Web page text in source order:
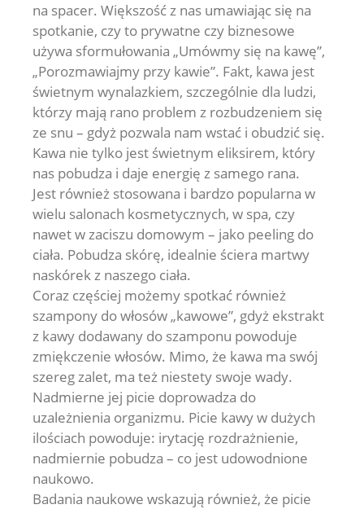
na spacer. Większość z nas umawiając się na
spotkanie, czy to prywatne czy biznesowe
używa sformułowania „Umówmy się na kawę”,
„Porozmawiajmy przy kawie”. Fakt, kawa jest
świetnym wynalazkiem, szczególnie dla ludzi,
którzy mają rano problem z rozbudzeniem się
ze snu – gdyż pozwala nam wstać i obudzić się.
Kawa nie tylko jest świetnym eliksirem, który
nas pobudza i daje energię z samego rana.
Jest również stosowana i bardzo popularna w
wielu salonach kosmetycznych, w spa, czy
nawet w zaciszu domowym – jako peeling do
ciała. Pobudza skórę, idealnie ściera martwy
naskórek z naszego ciała.
Coraz częściej możemy spotkać również
szampony do włosów „kawowe”, gdyż ekstrakt
z kawy dodawany do szamponu powoduje
zmiękczenie włosów. Mimo, że kawa ma swój
szereg zalet, ma też niestety swoje wady.
Nadmierne jej picie doprowadza do
uzależnienia organizmu. Picie kawy w dużych
ilościach powoduje: irytację rozdrażnienie,
nadmiernie pobudza – co jest udowodnione
naukowo.
Badania naukowe wskazują również, że picie